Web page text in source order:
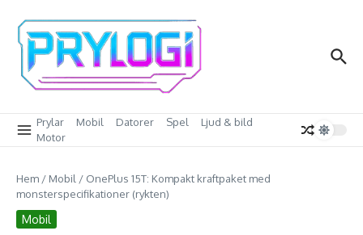
Prylar Mobil Datorer Spel
Ljud & bild
Motor
Hem / Mobil / OnePlus 15T: Kompakt kraftpaket med
monsterspecifikationer (rykten)
Mobil